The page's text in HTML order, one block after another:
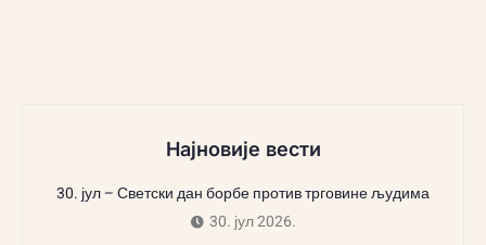
Најновије вести
30. јул – Светски дан борбе против трговине људима
30. јул 2026.